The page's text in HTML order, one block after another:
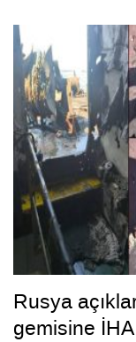
Rusya
gemisine İHA